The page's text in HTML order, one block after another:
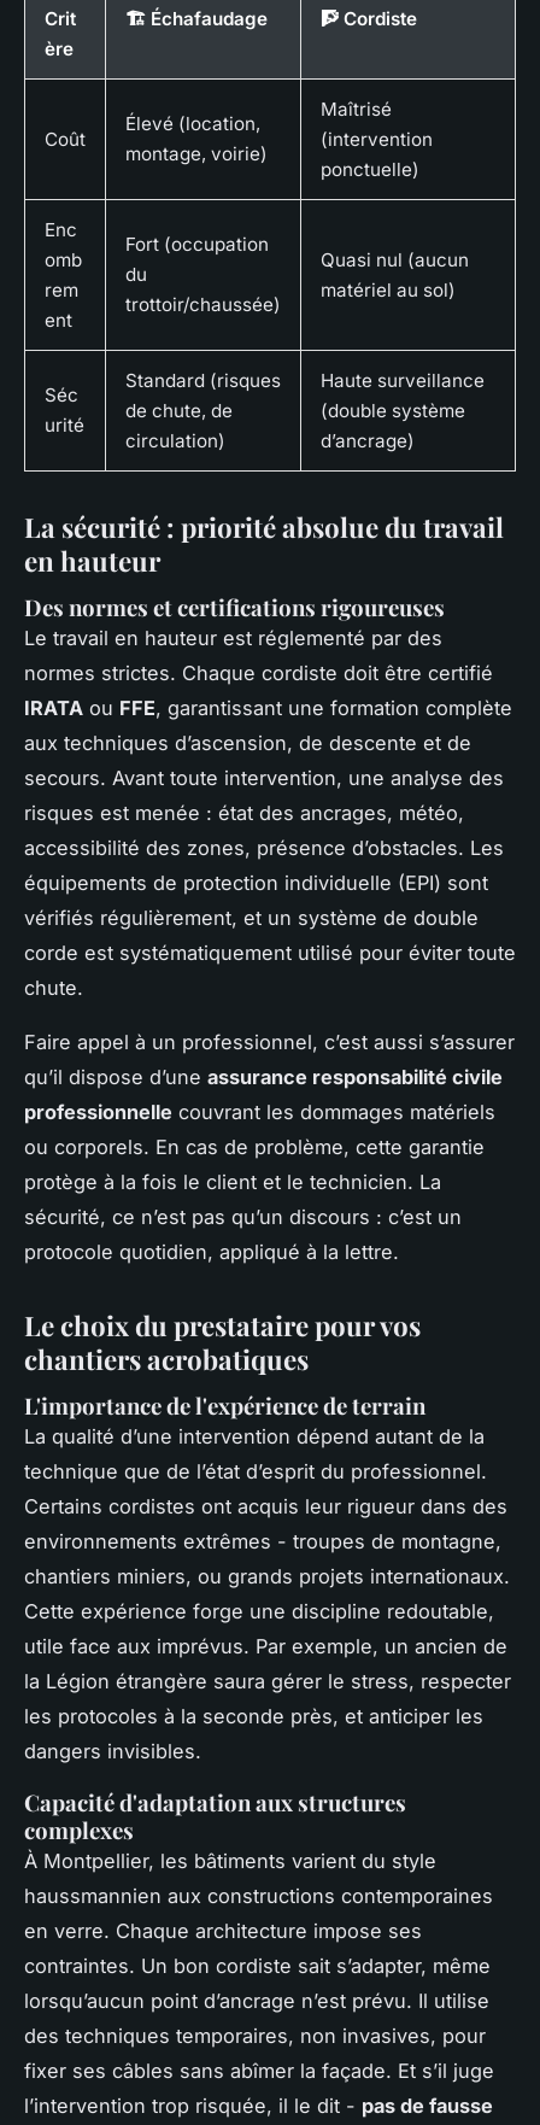
Crit
ère
🏗️ Échafaudage 🧗 Cordiste
Coût
Élevé (location,
montage, voirie)
Maîtrisé
(intervention
ponctuelle)
Enc
omb
rem
ent
Fort (occupation
du
trottoir/chaussée)
Quasi nul (aucun
matériel au sol)
Séc
urité
Standard (risques
de chute, de
circulation)
Haute surveillance
(double système
d’ancrage)
La sécurité : priorité absolue du travail
en hauteur
Des normes et certifications rigoureuses
Le travail en hauteur est réglementé par des
normes strictes. Chaque cordiste doit être certifié
IRATA ou FFE, garantissant une formation complète
aux techniques d’ascension, de descente et de
secours. Avant toute intervention, une analyse des
risques est menée : état des ancrages, météo,
accessibilité des zones, présence d’obstacles. Les
équipements de protection individuelle (EPI) sont
vérifiés régulièrement, et un système de double
corde est systématiquement utilisé pour éviter toute
chute.
Faire appel à un professionnel, c’est aussi s’assurer
qu’il dispose d’une assurance responsabilité civile
professionnelle couvrant les dommages matériels
ou corporels. En cas de problème, cette garantie
protège à la fois le client et le technicien. La
sécurité, ce n’est pas qu’un discours : c’est un
protocole quotidien, appliqué à la lettre.
Le choix du prestataire pour vos
chantiers acrobatiques
L'importance de l'expérience de terrain
La qualité d’une intervention dépend autant de la
technique que de l’état d’esprit du professionnel.
Certains cordistes ont acquis leur rigueur dans des
environnements extrêmes - troupes de montagne,
chantiers miniers, ou grands projets internationaux.
Cette expérience forge une discipline redoutable,
utile face aux imprévus. Par exemple, un ancien de
la Légion étrangère saura gérer le stress, respecter
les protocoles à la seconde près, et anticiper les
dangers invisibles.
Capacité d'adaptation aux structures
complexes
À Montpellier, les bâtiments varient du style
haussmannien aux constructions contemporaines
en verre. Chaque architecture impose ses
contraintes. Un bon cordiste sait s’adapter, même
lorsqu’aucun point d’ancrage n’est prévu. Il utilise
des techniques temporaires, non invasives, pour
fixer ses câbles sans abîmer la façade. Et s’il juge
l’intervention trop risquée, il le dit - pas de fausse